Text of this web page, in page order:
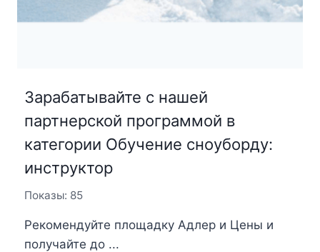
Зарабатывайте с нашей
партнерской программой в
категории Обучение сноуборду:
инструктор
Показы: 85
Рекомендуйте площадку Адлер и Цены и
получайте до ...